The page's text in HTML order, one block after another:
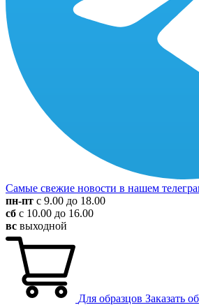
Самые свежие новости в нашем
пн-пт с 9.00 до 18.00
сб с 10.00 до 16.00
вс выходной
Для образцов Заказать